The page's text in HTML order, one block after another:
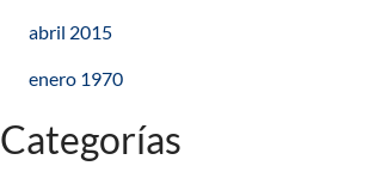
abril 2015
enero 1970
Categorías